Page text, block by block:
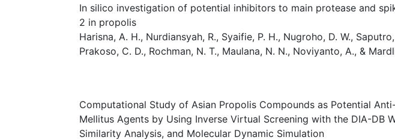
In silico investigation of potential inhibitors to main protease and
2 in propolis
Harisna, A. H., Nurdiansyah, R., Syaifie, P. H., Nugroho, D. W.,
Prakoso, C. D., Rochman, N. T., Maulana, N. N., Noviyanto, A., &
Computational Study of Asian Propolis Compounds as Potential
Mellitus Agents by Using Inverse Virtual Screening with the DIA-DB
Similarity Analysis, and Molecular Dynamic Simulation